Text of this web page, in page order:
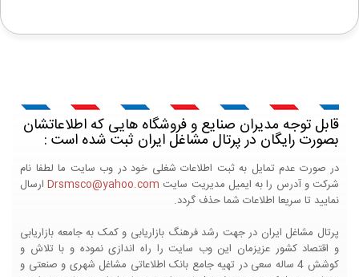
قابل توجه مدیران صنایع و فروشگاه هایی که اطلاعاتشان
بصورت رایگان در پرتال مشاغل ایران ثبت شده است :
در صورت عدم تمایل به ثبت اطلاعات شغلی خود در وب سایت ما لطفا نام
شرکت و آدرس را به ایمیل مدیریت سایت Drsmsco@yahoo.comارسال
نمایید تا سریعا اطلاعات شما حذف گردد.
پرتال مشاغل ایران در جهت رشد فرهنگ بازاریابی و کمک به جامعه بازاریابی
و اقتصاد کشور عزیزمان این وب سایت را راه اندازی نموده و با تلاش و
کوشش 4 ساله سعی در تهیه جامع بانک اطلاعاتی مشاغل شهری و صنعتی و